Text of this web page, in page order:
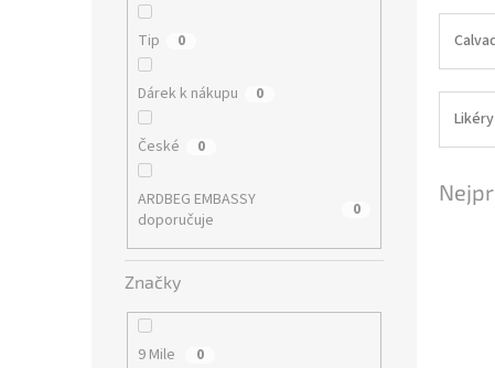
Tip 0
Dárek k nákupu 0
České 0
ARDBEG EMBASSY
doporučuje
0
Značky
9 Mile 0
Likéry